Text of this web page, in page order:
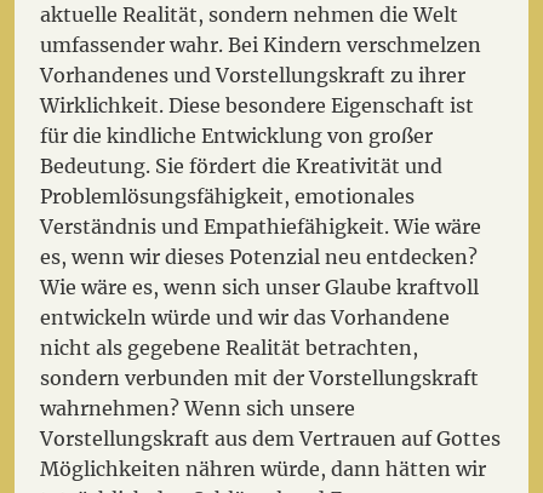
aktuelle Realität, sondern nehmen die Welt
umfassender wahr. Bei Kindern verschmelzen
Vorhandenes und Vorstellungskraft zu ihrer
Wirklichkeit. Diese besondere Eigenschaft ist
für die kindliche Entwicklung von großer
Bedeutung. Sie fördert die Kreativität und
Problemlösungsfähigkeit, emotionales
Verständnis und Empathiefähigkeit. Wie wäre
es, wenn wir dieses Potenzial neu entdecken?
Wie wäre es, wenn sich unser Glaube kraftvoll
entwickeln würde und wir das Vorhandene
nicht als gegebene Realität betrachten,
sondern verbunden mit der Vorstellungskraft
wahrnehmen? Wenn sich unsere
Vorstellungskraft aus dem Vertrauen auf Gottes
Möglichkeiten nähren würde, dann hätten wir